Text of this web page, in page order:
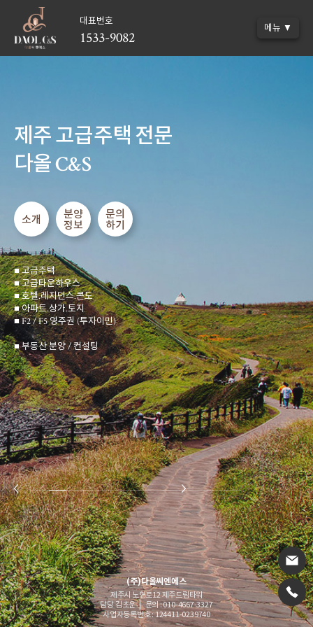
대표번호
1533-9082 메뉴 ▼
제주 고급주택 전문
다올 C&S
소개
분양
정보
문의
하기
■ 고급주택
■ 고급타운하우스
■ 호텔.레지던스.콘도
■ 아파트.상가.토지
■ F2 / F5 영주권 (투자이민)
■ 부동산 분양 / 컨설팅
(주)다올씨엔에스
제주시 노연로12 제주드림타워
담당 김초운 | 문의 : 010-4667-3327
사업자등록번호 : 124411-0239740